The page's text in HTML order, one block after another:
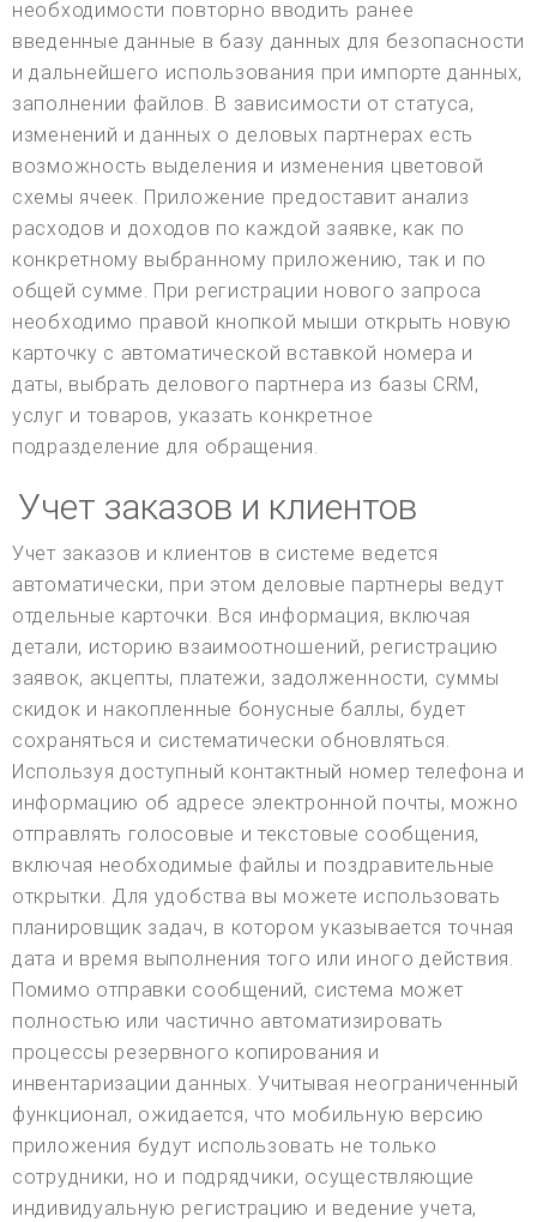
необходимости повторно вводить ранее
введенные данные в базу данных для безопасности
и дальнейшего использования при импорте данных,
заполнении файлов. В зависимости от статуса,
изменений и данных о деловых партнерах есть
возможность выделения и изменения цветовой
схемы ячеек. Приложение предоставит анализ
расходов и доходов по каждой заявке, как по
конкретному выбранному приложению, так и по
общей сумме. При регистрации нового запроса
необходимо правой кнопкой мыши открыть новую
карточку с автоматической вставкой номера и
даты, выбрать делового партнера из базы CRM,
услуг и товаров, указать конкретное
подразделение для обращения.
Учет заказов и клиентов
Учет заказов и клиентов в системе ведется
автоматически, при этом деловые партнеры ведут
отдельные карточки. Вся информация, включая
детали, историю взаимоотношений, регистрацию
заявок, акцепты, платежи, задолженности, суммы
скидок и накопленные бонусные баллы, будет
сохраняться и систематически обновляться.
Используя доступный контактный номер телефона и
информацию об адресе электронной почты, можно
отправлять голосовые и текстовые сообщения,
включая необходимые файлы и поздравительные
открытки. Для удобства вы можете использовать
планировщик задач, в котором указывается точная
дата и время выполнения того или иного действия.
Помимо отправки сообщений, система может
полностью или частично автоматизировать
процессы резервного копирования и
инвентаризации данных. Учитывая неограниченный
функционал, ожидается, что мобильную версию
приложения будут использовать не только
сотрудники, но и подрядчики, осуществляющие
индивидуальную регистрацию и ведение учета,